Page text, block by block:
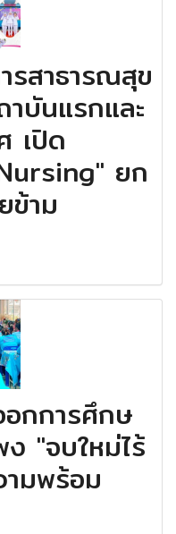
รสาธารณสุข
บันแรกและ
เปิด
ยก
ข้าม
อกการศึกษ
"จบใหม่ไร้
มพร้อม